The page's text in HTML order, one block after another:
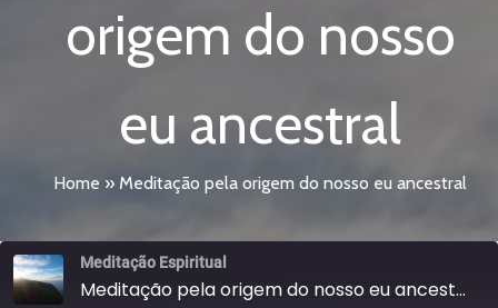
origem do nosso
eu ancestral
Home » Meditação pela origem do nosso eu ancestral
Meditação Espiritual
Meditação pela origem do nosso eu ancestral